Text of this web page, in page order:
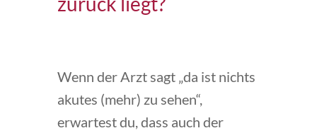
Wenn der Arzt sagt „da ist nichts
akutes (mehr) zu sehen“,
erwartest du, dass auch der